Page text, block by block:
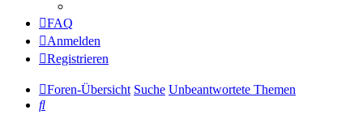
FAQ
Anmelden
Registrieren
Foren-Übersicht Suche Unbeantwortete Themen
Suche